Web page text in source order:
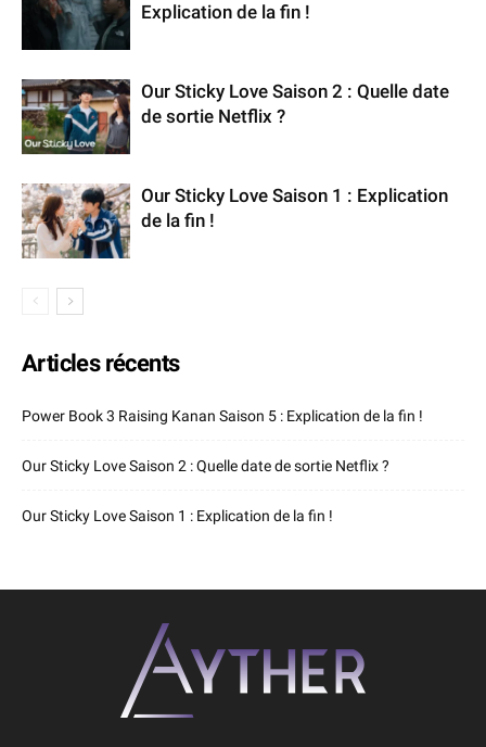
Explication de la fin !
Our Sticky Love Saison 2 : Quelle date
de sortie Netflix ?
Our Sticky Love Saison 1 : Explication
de la fin !
Articles récents
Power Book 3 Raising Kanan Saison 5 : Explication de la fin !
Our Sticky Love Saison 2 : Quelle date de sortie Netflix ?
Our Sticky Love Saison 1 : Explication de la fin !